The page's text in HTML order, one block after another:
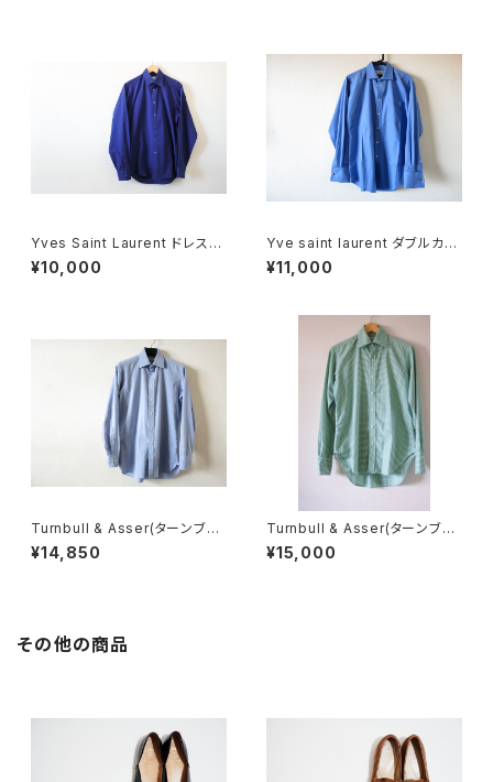
Yves Saint Laurent ドレスシ
ャツ
¥10,000
Yve saint laurent ダブルカフ
スシャツ
¥11,000
Turnbull & Asser(ターンブル
&アッサー) シャツ 15.5
¥14,850
Turnbull & Asser(ターンブル
&アッサー) ギンガムチェックシャ
ツ 14.5
¥15,000
その他の商品